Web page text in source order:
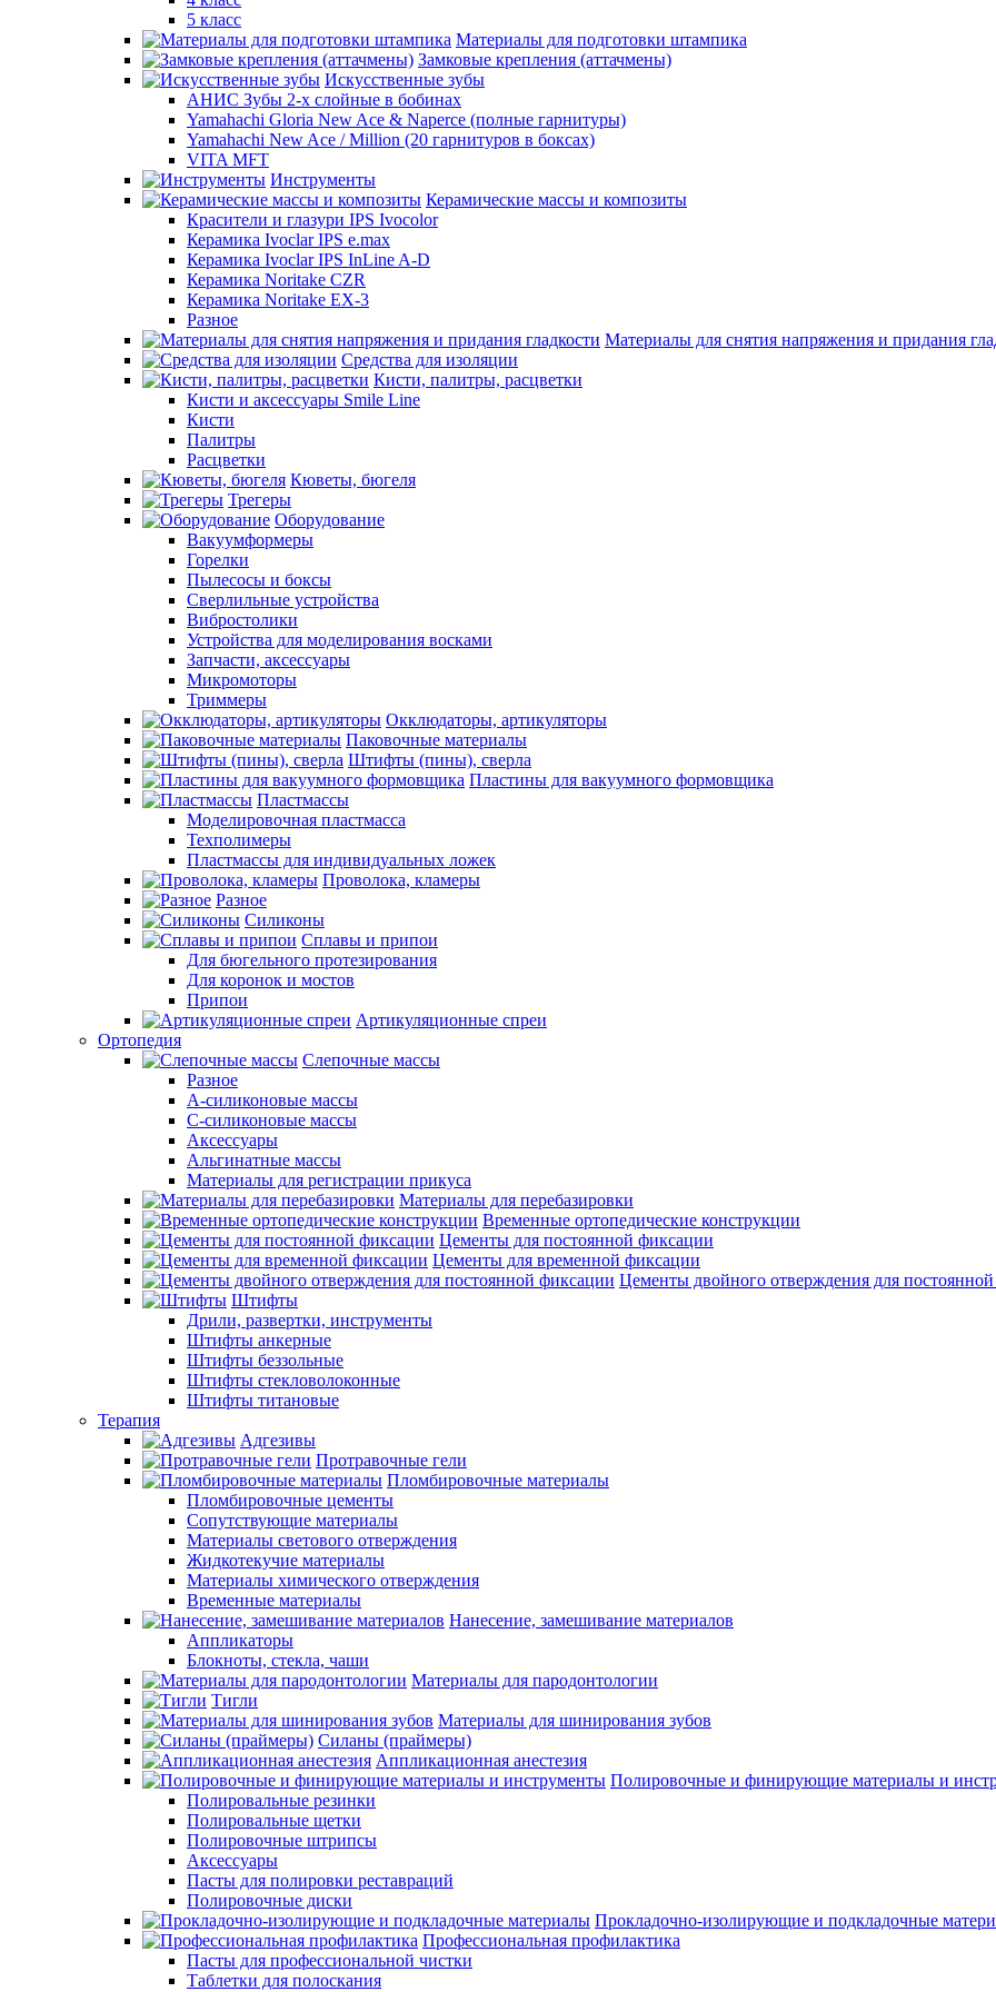
5 класс
Материалы для подготовки штампика
Замковые крепления (аттачмены)
Искусственные зубы
АНИС Зубы 2-х слойные в бобинах
Yamahachi Gloria New Ace & Naperce (полные гарнитуры)
Yamahachi New Ace / Million (20 гарнитуров в боксах)
VITA MFT
Инструменты
Керамические массы и композиты
Красители и глазури IPS Ivocolor
Керамика Ivoclar IPS e.max
Керамика Ivoclar IPS InLine A-D
Керамика Noritake CZR
Керамика Noritake EX-3
Разное
Материалы для снятия напряжения и придания
Средства для изоляции
Кисти, палитры, расцветки
Кисти и аксессуары Smile Line
Кисти
Палитры
Расцветки
Кюветы, бюгеля
Трегеры
Оборудование
Вакуумформеры
Горелки
Пылесосы и боксы
Сверлильные устройства
Вибростолики
Устройства для моделирования восками
Запчасти, аксессуары
Микромоторы
Триммеры
Окклюдаторы, артикуляторы
Паковочные материалы
Штифты (пины), сверла
Пластины для вакуумного формовщика
Пластмассы
Моделировочная пластмасса
Техполимеры
Пластмассы для индивидуальных ложек
Проволока, кламеры
Разное
Силиконы
Сплавы и припои
Для бюгельного протезирования
Для коронок и мостов
Припои
Артикуляционные спреи
Ортопедия
Слепочные массы
Разное
А-силиконовые массы
С-силиконовые массы
Аксессуары
Альгинатные массы
Материалы для регистрации прикуса
Материалы для перебазировки
Временные ортопедические конструкции
Цементы для постоянной фиксации
Цементы для временной фиксации
Цементы двойного отверждения для
Штифты
Дрили, развертки, инструменты
Штифты анкерные
Штифты беззольные
Штифты стекловолоконные
Штифты титановые
Терапия
Адгезивы
Протравочные гели
Пломбировочные материалы
Пломбировочные цементы
Сопутствующие материалы
Материалы светового отверждения
Жидкотекучие материалы
Материалы химического отверждения
Временные материалы
Нанесение, замешивание материалов
Аппликаторы
Блокноты, стекла, чаши
Материалы для пародонтологии
Тигли
Материалы для шинирования зубов
Силаны (праймеры)
Аппликационная анестезия
Полировочные и финирующие материалы и
Полировальные резинки
Полировальные щетки
Полировочные штрипсы
Аксессуары
Пасты для полировки реставраций
Полировочные диски
Прокладочно-изолирующие и подкладочные
Профессиональная профилактика
Пасты для профессиональной чистки
Таблетки для полоскания